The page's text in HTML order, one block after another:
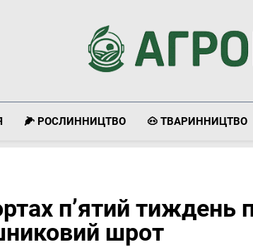
Агронавт
🌽 РОСЛИННИЦТВО 🐽 ТВАРИННИЦТВО
п’ятий тиждень
шрот